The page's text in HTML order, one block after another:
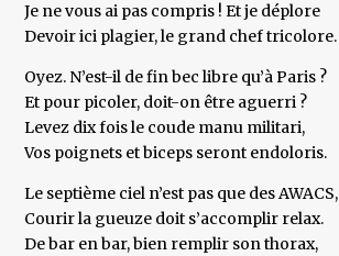
Je ne vous ai pas compris ! Et je déplore
Devoir ici plagier, le grand chef tricolore.
Oyez. N’est-il de fin bec libre qu’à Paris ?
Et pour picoler, doit-on être aguerri ?
Levez dix fois le coude manu militari,
Vos poignets et biceps seront endoloris.
Le septième ciel n’est pas que des AWACS,
Courir la gueuze doit s’accomplir relax.
De bar en bar, bien remplir son thorax,